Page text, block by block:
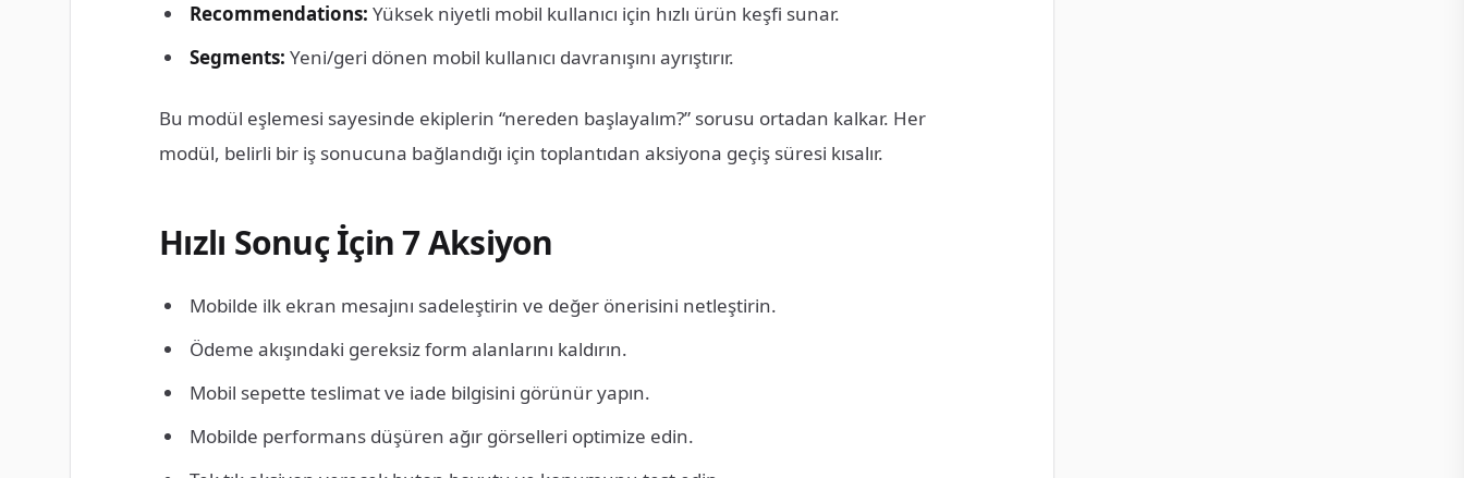
Recommendations: Yüksek niyetli mobil kullanıcı için hızlı ürün keşfi sunar.
Segments: Yeni/geri dönen mobil kullanıcı davranışını ayrıştırır.
Bu modül eşlemesi sayesinde ekiplerin “nereden başlayalım?” sorusu ortadan kalkar. Her
modül, belirli bir iş sonucuna bağlandığı için toplantıdan aksiyona geçiş süresi kısalır.
Hızlı Sonuç İçin 7 Aksiyon
Mobilde ilk ekran mesajını sadeleştirin ve değer önerisini netleştirin.
Ödeme akışındaki gereksiz form alanlarını kaldırın.
Mobil sepette teslimat ve iade bilgisini görünür yapın.
Mobilde performans düşüren ağır görselleri optimize edin.